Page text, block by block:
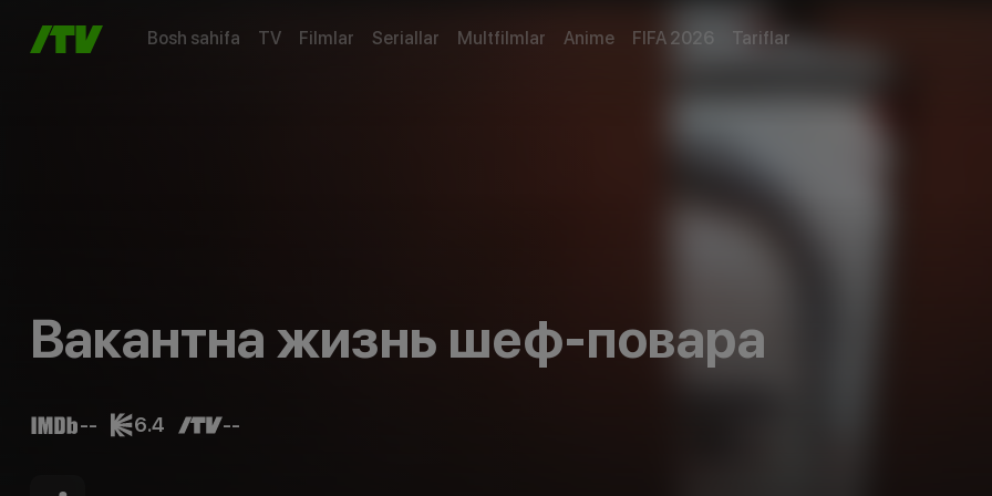
Bosh sahifa TV Filmlar Seriallar Multfilmlar Anime FIFA 2026 Tariflar
Вакантна жизнь шеф-повара
-- 6.4 --